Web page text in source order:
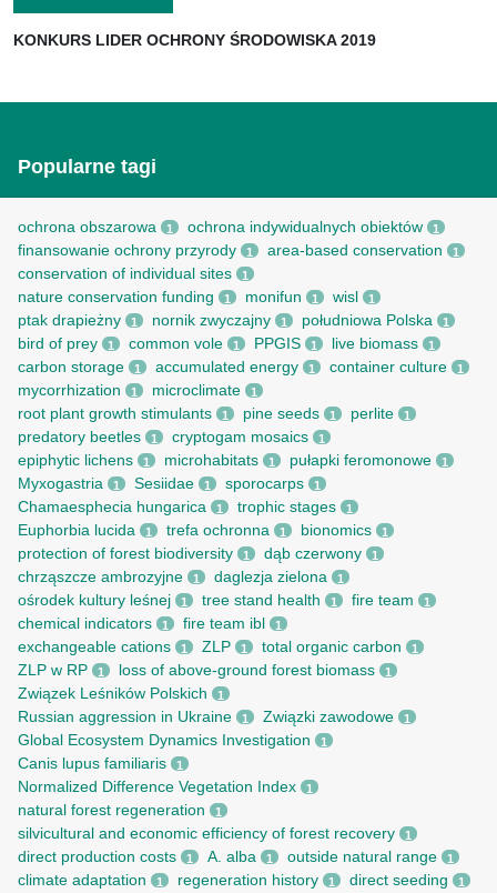
KONKURS LIDER OCHRONY ŚRODOWISKA 2019
Popularne tagi
ochrona obszarowa 1 ochrona indywidualnych obiektów 1
finansowanie ochrony przyrody 1 area-based conservation 1
conservation of individual sites 1
nature conservation funding 1 monifun 1 wisl 1
ptak drapieżny 1 nornik zwyczajny 1 południowa Polska 1
bird of prey 1 common vole 1 PPGIS 1 live biomass 1
carbon storage 1 accumulated energy 1 container culture 1
mycorrhization 1 microclimate 1
root рlant growth stimulants 1 pine seeds 1 perlite 1
predatory beetles 1 cryptogam mosaics 1
epiphytic lichens 1 microhabitats 1 pułapki feromonowe 1
Myxogastria 1 Sesiidae 1 sporocarps 1
Chamaesphecia hungarica 1 trophic stages 1
Euphorbia lucida 1 trefa ochronna 1 bionomics 1
protection of forest biodiversity 1 dąb czerwony 1
chrząszcze ambrozyjne 1 daglezja zielona 1
ośrodek kultury leśnej 1 tree stand health 1 fire team 1
chemical indicators 1 fire team ibl 1
exchangeable cations 1 ZLP 1 total organic carbon 1
ZLP w RP 1 loss of above-ground forest biomass 1
Związek Leśników Polskich 1
Russian aggression in Ukraine 1 Związki zawodowe 1
Global Ecosystem Dynamics Investigation 1
Canis lupus familiaris 1
Normalized Difference Vegetation Index 1
natural forest regeneration 1
silvicultural and economic efficiency of forest recovery 1
direct production costs 1 A. alba 1 outside natural range 1
climate adaptation 1 regeneration history 1 direct seeding 1